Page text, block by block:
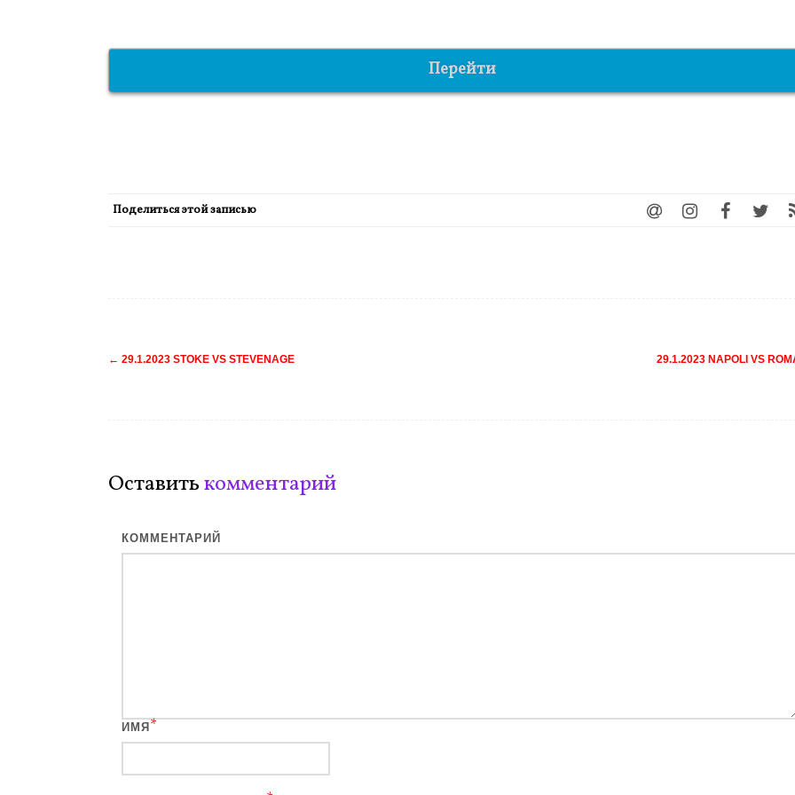
Перейти
Поделиться этой записью
Навигация
← 29.1.2023 STOKE VS STEVENAGE 29.1.2023 NAPOLI VS
Оставитькомментарий
КОММЕНТАРИЙ
ИМЯ *